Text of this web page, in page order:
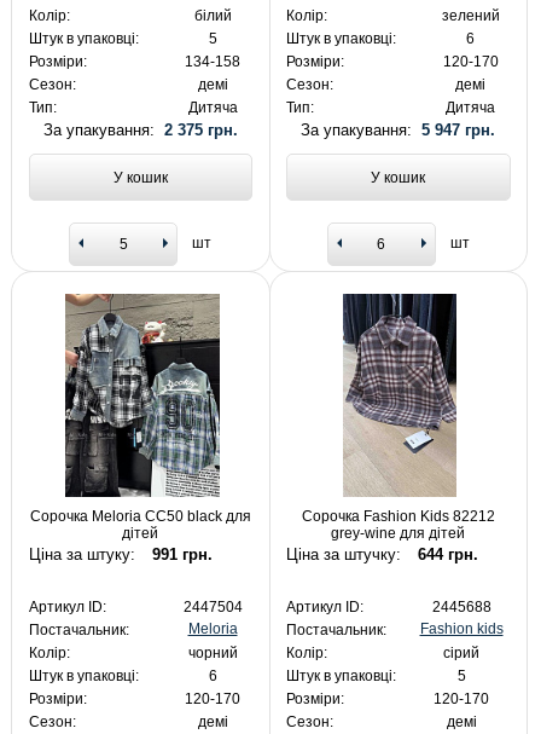
Колір:
білий
Штук в упаковці:
5
Розміри:
134-158
Сезон:
демі
Тип:
Дитяча
За упакування: 2 375 грн.
У кошик
шт
Колір:
зелений
Штук в упаковці:
6
Розміри:
120-170
Сезон:
демі
Тип:
Дитяча
За упакування:5 947 грн.
У кошик
шт
Сорочка Meloria CC50 black для
дітей
Ціна за штуку: 991 грн.
Артикул ID:
2447504
Постачальник:
Meloria
Колір:
чорний
Штук в упаковці:
6
Розміри:
120-170
Сезон:
демі
Сорочка Fashion Kids 82212
grey-wine для дітей
Ціна за штучку: 644 грн.
Артикул ID:
2445688
Постачальник:
Fashion kids
Колір:
сірий
Штук в упаковці:
5
Розміри:
120-170
Сезон:
демі